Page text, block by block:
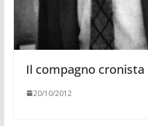
Il compagno
20/10/2012